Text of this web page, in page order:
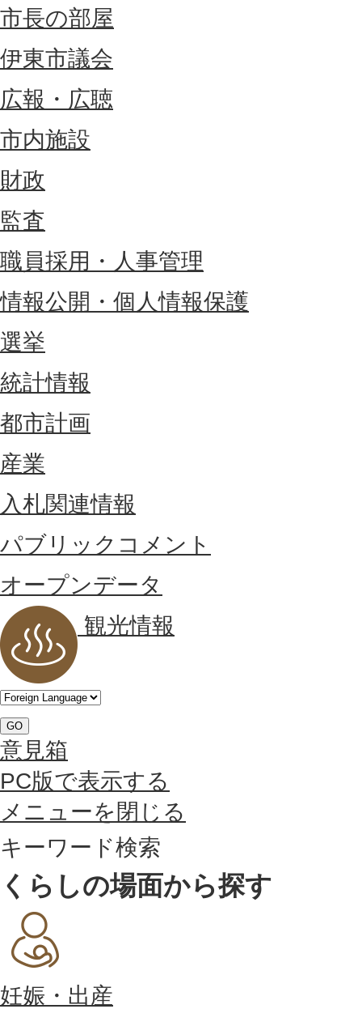
市長の部屋
伊東市議会
広報・広聴
市内施設
財政
監査
職員採用・人事管理
情報公開・個人情報保護
選挙
統計情報
都市計画
産業
入札関連情報
パブリックコメント
オープンデータ
観光情報
GO
意見箱
PC版で表示する
メニューを閉じる
キーワード検索
くらしの場面から探す
妊娠・出産